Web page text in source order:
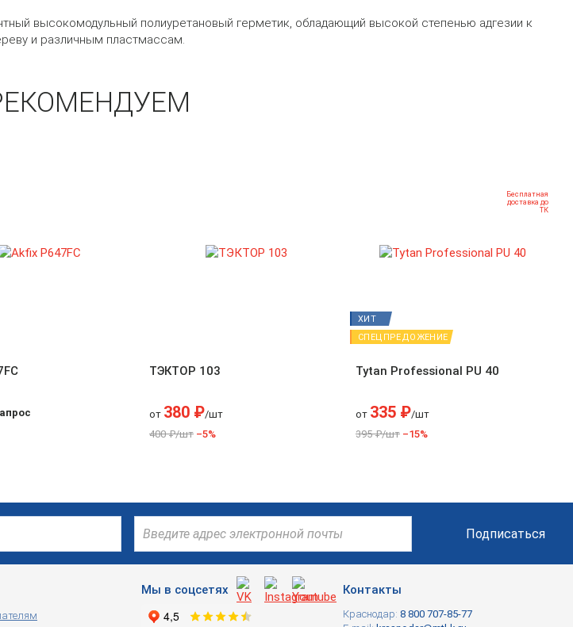
высокомодульный полиуретановый герметик, обладающий высокой степенью адгезии к
и различным пластмассам.
ТЭКТОР 103
от 380 ₽/шт
400 ₽/шт –5%
ХИТ
СПЕЦПРЕДОЖЕНИЕ
Бесплатная
доставка до
ТК
Tytan Professional PU 40
от 335 ₽/шт
395 ₽/шт –15%
Подписаться
Мы в соцсетях Контакты
Краснодар: 8 800 707-85-77